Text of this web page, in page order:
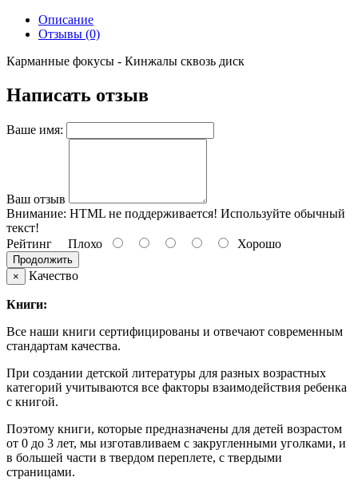
Описание
Отзывы (0)
Карманные фокусы - Кинжалы сквозь диск
Написать отзыв
Ваше имя:
Ваш отзыв
Внимание: HTML не поддерживается! Используйте обычный
текст!
Рейтинг Плохо Хорошо
Продолжить
×
Качество
Книги:
Все наши книги сертифицированы и отвечают современным
стандартам качества.
При создании детской литературы для разных возрастных
категорий учитываются все факторы взаимодействия ребенка
с книгой.
Поэтому книги, которые предназначены для детей возрастом
от 0 до 3 лет, мы изготавливаем с закругленными уголками, и
в большей части в твердом переплете, с твердыми
страницами.